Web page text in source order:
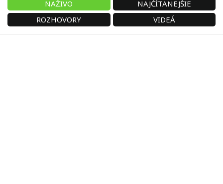
NAŽIVO
NAJČÍTANEJŠIE
ROZHOVORY
VIDEÁ